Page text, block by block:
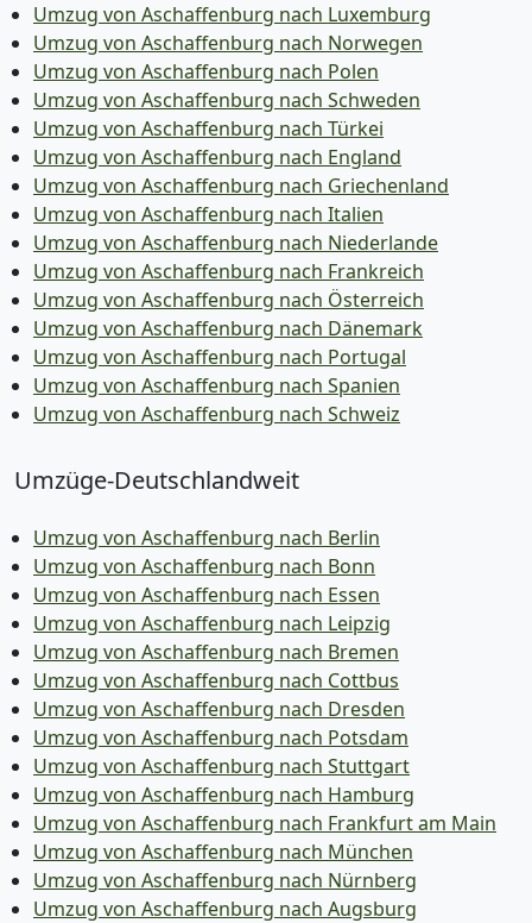
Umzug von Aschaffenburg nach Luxemburg
Umzug von Aschaffenburg nach Norwegen
Umzug von Aschaffenburg nach Polen
Umzug von Aschaffenburg nach Schweden
Umzug von Aschaffenburg nach Türkei
Umzug von Aschaffenburg nach England
Umzug von Aschaffenburg nach Griechenland
Umzug von Aschaffenburg nach Italien
Umzug von Aschaffenburg nach Niederlande
Umzug von Aschaffenburg nach Frankreich
Umzug von Aschaffenburg nach Österreich
Umzug von Aschaffenburg nach Dänemark
Umzug von Aschaffenburg nach Portugal
Umzug von Aschaffenburg nach Spanien
Umzug von Aschaffenburg nach Schweiz
Umzüge-Deutschlandweit
Umzug von Aschaffenburg nach Berlin
Umzug von Aschaffenburg nach Bonn
Umzug von Aschaffenburg nach Essen
Umzug von Aschaffenburg nach Leipzig
Umzug von Aschaffenburg nach Bremen
Umzug von Aschaffenburg nach Cottbus
Umzug von Aschaffenburg nach Dresden
Umzug von Aschaffenburg nach Potsdam
Umzug von Aschaffenburg nach Stuttgart
Umzug von Aschaffenburg nach Hamburg
Umzug von Aschaffenburg nach Frankfurt am Main
Umzug von Aschaffenburg nach München
Umzug von Aschaffenburg nach Nürnberg
Umzug von Aschaffenburg nach Augsburg